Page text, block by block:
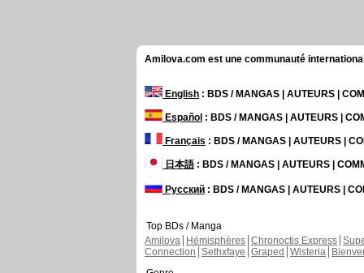
Amilova.com est une communauté
English : BDS / MANGAS | AUTEURS |
Español : BDS / MANGAS | AUTEURS |
Français : BDS / MANGAS | AUTEURS |
日本語: BDS / MANGAS | AUTEURS |
Русский : BDS / MANGAS | AUTEURS |
Top BDs / Manga
Amilova
Hémisphères Chronoctis Express
Connection Sethxfaye Graped Wisteria